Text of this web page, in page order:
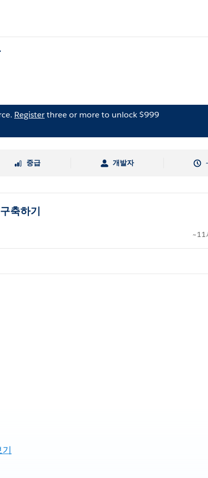
Registerthree or more to unlock $999
중급 개발자
축하기
~11